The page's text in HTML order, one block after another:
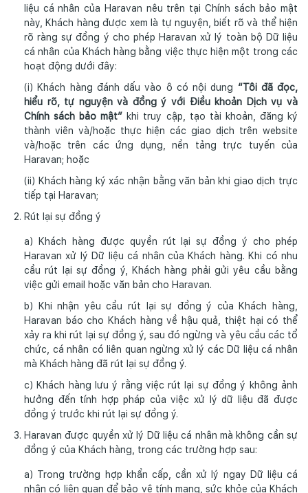
liệu cá nhân của Haravan nêu trên tại Chính sách bảo mật
này, Khách hàng được xem là tự nguyện, biết rõ và thể hiện
rõ ràng sự đồng ý cho phép Haravan xử lý toàn bộ Dữ liệu
cá nhân của Khách hàng bằng việc thực hiện một trong các
hoạt động dưới đây:
(i) Khách hàng đánh dấu vào ô có nội dung “Tôi đã đọc,
hiểu rõ, tự nguyện và đồng ý với Điều khoản Dịch vụ và
Chính sách bảo mật” khi truy cập, tạo tài khoản, đăng ký
thành viên và/hoặc thực hiện các giao dịch trên website
và/hoặc trên các ứng dụng, nền tảng trực tuyến của
Haravan; hoặc
(ii) Khách hàng ký xác nhận bằng văn bản khi giao dịch trực
tiếp tại Haravan;
Rút lại sự đồng ý
a) Khách hàng được quyền rút lại sự đồng ý cho phép
Haravan xử lý Dữ liệu cá nhân của Khách hàng. Khi có nhu
cầu rút lại sự đồng ý, Khách hàng phải gửi yêu cầu bằng
việc gửi email hoặc văn bản cho Haravan.
b) Khi nhận yêu cầu rút lại sự đồng ý của Khách hàng,
Haravan báo cho Khách hàng về hậu quả, thiệt hại có thể
xảy ra khi rút lại sự đồng ý, sau đó ngừng và yêu cầu các tổ
chức, cá nhân có liên quan ngừng xử lý các Dữ liệu cá nhân
mà Khách hàng đã rút lại sự đồng ý.
c) Khách hàng lưu ý rằng việc rút lại sự đồng ý không ảnh
hưởng đến tính hợp pháp của việc xử lý dữ liệu đã được
đồng ý trước khi rút lại sự đồng ý.
Haravan được quyền xử lý Dữ liệu cá nhân mà không cần sự
đồng ý của Khách hàng, trong các trường hợp sau:
a) Trong trường hợp khẩn cấp, cần xử lý ngay Dữ liệu cá
nhân có liên quan để bảo vệ tính mạng, sức khỏe của Khách